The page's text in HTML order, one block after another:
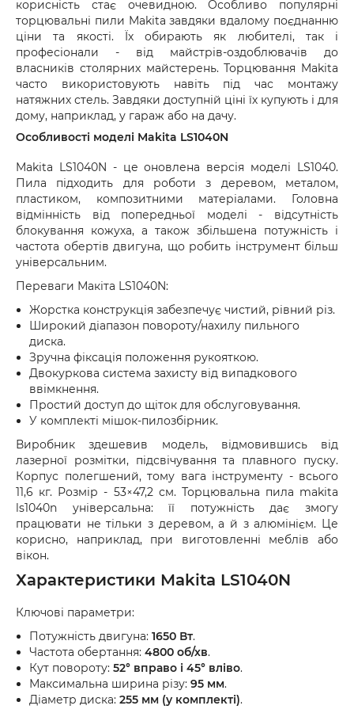
корисність стає очевидною. Особливо популярні
торцювальні пили Makita завдяки вдалому поєднанню
ціни та якості. Їх обирають як любителі, так і
професіонали - від майстрів-оздоблювачів до
власників столярних майстерень. Торцювання Makita
часто використовують навіть під час монтажу
натяжних стель. Завдяки доступній ціні їх купують і для
дому, наприклад, у гараж або на дачу.
Особливості моделі Makita LS1040N
Makita LS1040N - це оновлена версія моделі LS1040.
Пила підходить для роботи з деревом, металом,
пластиком, композитними матеріалами. Головна
відмінність від попередньої моделі - відсутність
блокування кожуха, а також збільшена потужність і
частота обертів двигуна, що робить інструмент більш
універсальним.
Переваги Макіта LS1040N:
Жорстка конструкція забезпечує чистий, рівний різ.
Широкий діапазон повороту/нахилу пильного
диска.
Зручна фіксація положення рукояткою.
Двокуркова система захисту від випадкового
ввімкнення.
Простий доступ до щіток для обслуговування.
У комплекті мішок-пилозбірник.
Виробник здешевив модель, відмовившись від
лазерної розмітки, підсвічування та плавного пуску.
Корпус полегшений, тому вага інструменту - всього
11,6 кг. Розмір - 53×47,2 см. Торцювальна пила makita
ls1040n універсальна: її потужність дає змогу
працювати не тільки з деревом, а й з алюмінієм. Це
корисно, наприклад, при виготовленні меблів або
вікон.
Характеристики Makita LS1040N
Ключові параметри:
Потужність двигуна: 1650 Вт.
Частота обертання: 4800 об/хв.
Кут повороту: 52° вправо і 45° вліво.
Максимальна ширина різу: 95 мм.
Діаметр диска: 255 мм (у комплекті).